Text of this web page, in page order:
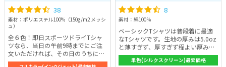
38
素材：ポリエステル100%（150g/m2 メッシ
ュ）
全６色！即日スポーツドライTシャ
ツなら、当日の午前9時までにご注
文いただければ、その日のうちに発
送！急なイベントが迫っているとき
8
素材：綿100％
ベーシックTシャツは普段着に最適
なTシャツです。生地の厚みは5.0oz
と薄すぎず、厚すぎず程よい厚みが
あります。そのため、インナーとし
てもかさばらずに着れるため、寒い
単色(シルクスクリーン)最安価格